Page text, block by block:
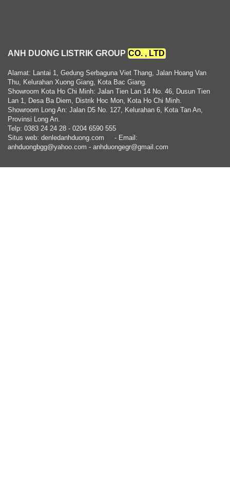
ANH DUONG LISTRIK GROUP CO. , LTD
Alamat: Lantai 1, Gedung Serbaguna Viet Thang, Jalan Hoang Van
Thu, Kelurahan Xuong Giang, Kota Bac Giang.
Showroom Kota Ho Chi Minh: Jalan Tien Lan 14 No. 46, Dusun Tien
Lan 1, Desa Ba Diem, Distrik Hoc Mon, Kota Ho Chi Minh.
Showroom Long An: Jalan D5 No. 127, Kelurahan 6, Kota Tan An,
Provinsi Long An.
Telp: 0383 24 24 28 - 0204 6590 555
Situs web: denledanhduong.com
- Email:
anhduongbgg@yahoo.com - anhduongegr@gmail.com